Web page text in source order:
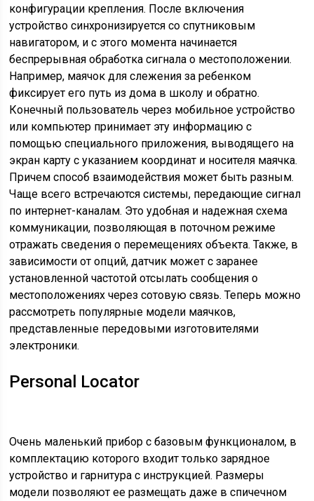
конфигурации крепления. После включения
устройство синхронизируется со спутниковым
навигатором, и с этого момента начинается
беспрерывная обработка сигнала о местоположении.
Например, маячок для слежения за ребенком
фиксирует его путь из дома в школу и обратно.
Конечный пользователь через мобильное устройство
или компьютер принимает эту информацию с
помощью специального приложения, выводящего на
экран карту с указанием координат и носителя маячка.
Причем способ взаимодействия может быть разным.
Чаще всего встречаются системы, передающие сигнал
по интернет-каналам. Это удобная и надежная схема
коммуникации, позволяющая в поточном режиме
отражать сведения о перемещениях объекта. Также, в
зависимости от опций, датчик может с заранее
установленной частотой отсылать сообщения о
местоположениях через сотовую связь. Теперь можно
рассмотреть популярные модели маячков,
представленные передовыми изготовителями
электроники.
Personal Locator
Очень маленький прибор с базовым функционалом, в
комплектацию которого входит только зарядное
устройство и гарнитура с инструкцией. Размеры
модели позволяют ее размещать даже в спичечном